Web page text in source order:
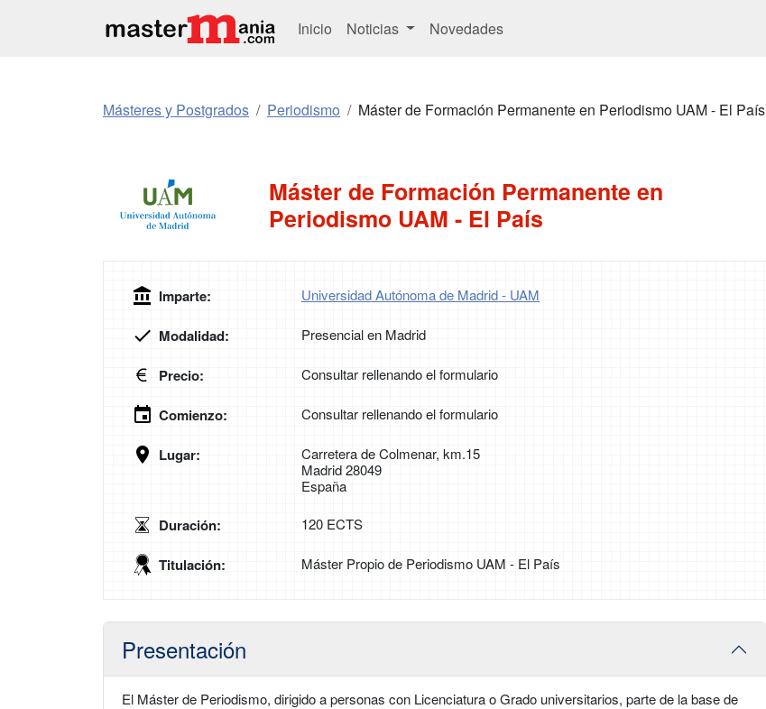
Inicio Noticias Novedades
Másteres y Postgrados Periodismo Máster de Formación Permanente en Periodismo UAM - El País
Máster de Formación Permanente en
Periodismo UAM - El País
Imparte: Universidad Autónoma de Madrid - UAM
Modalidad: Presencial en Madrid
Precio: Consultar rellenando el formulario
Comienzo: Consultar rellenando el formulario
Lugar:
Carretera de Colmenar, km.15
Madrid 28049
España
Duración: 120 ECTS
Titulación: Máster Propio de Periodismo UAM - El País
Presentación
El Máster de Periodismo, dirigido a personas con Licenciatura o Grado universitarios, parte de la base de